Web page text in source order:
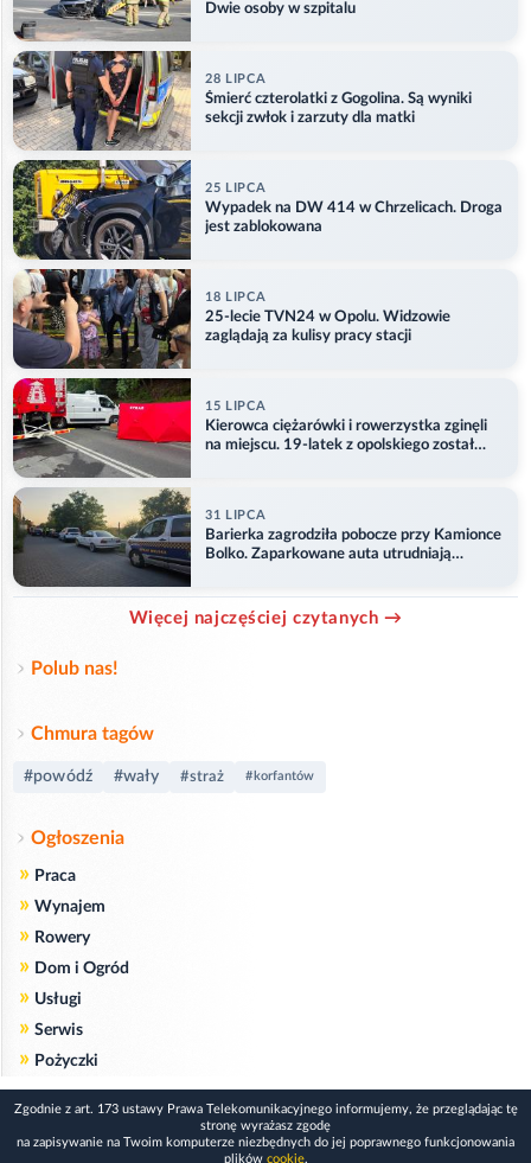
Dwie osoby w szpitalu
28 LIPCA
Śmierć czterolatki z Gogolina. Są wyniki
sekcji zwłok i zarzuty dla matki
25 LIPCA
Wypadek na DW 414 w Chrzelicach. Droga
jest zablokowana
18 LIPCA
25-lecie TVN24 w Opolu. Widzowie
zaglądają za kulisy pracy stacji
15 LIPCA
Kierowca ciężarówki i rowerzystka zginęli
na miejscu. 19-latek z opolskiego został
31 LIPCA
Barierka zagrodziła pobocze przy Kamionce
Bolko. Zaparkowane auta utrudniają
Więcej najczęściej czytanych →
Polub nas!
Chmura tagów
#powódź #wały #straż #korfantów
Ogłoszenia
» Praca
» Wynajem
» Rowery
» Dom i Ogród
» Usługi
» Serwis
» Pożyczki
Zgodnie z art. 173 ustawy Prawa Telekomunikacyjnego informujemy, że przeglądając tę
stronę wyrażasz zgodę
na zapisywanie na Twoim komputerze niezbędnych do jej poprawnego funkcjonowania
plików cookie.